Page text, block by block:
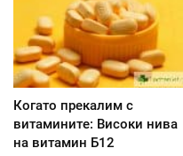
Когато прекалим с
витамините: Високи нива
на витамин Б12